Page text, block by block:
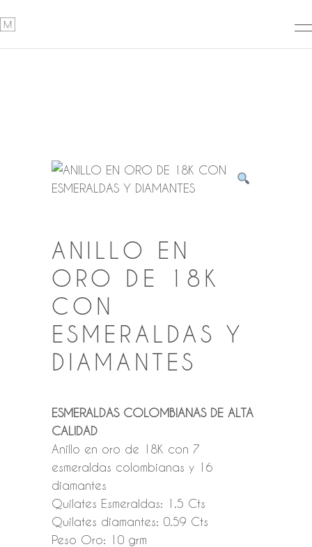
ANILLO EN
ORO DE 18K
CON
ESMERALDAS Y
DIAMANTES
ESMERALDAS COLOMBIANAS DE ALTA
CALIDAD
Anillo en oro de 18K con 7
esmeraldas colombianas y 16
diamantes
Quilates Esmeraldas: 1.5 Cts
Quilates diamantes: 0.59 Cts
Peso Oro: 10 grm